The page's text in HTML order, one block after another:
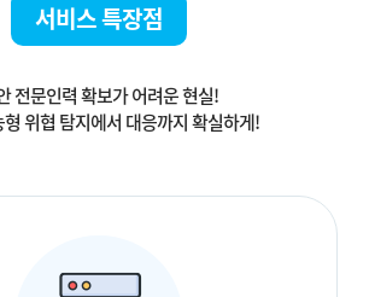
서비스 특장점
전문인력 확보가 어려운 현실!
위협 탐지에서 대응까지 확실하게!